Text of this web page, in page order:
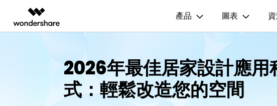
精選產品
完整的影片編輯工具。
圖表與圖像產品
EdrawMax
輕鬆繪製圖表。
企業
教育
PDF 解決方案
PDFelement
產品
EdrawMax
多合一圖表軟體
圖表
商業用途
流程圖
心智圖
技術用途
UML
ER圖
EdrawMax 社區
文章
各種
教程
2026年最佳居家設計應用
式：輕鬆改造您的空間